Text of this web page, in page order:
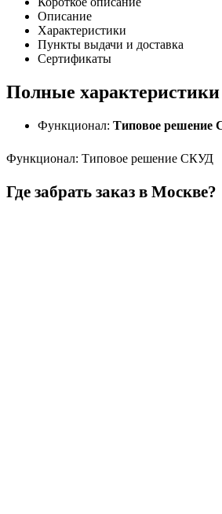
Описание
Характеристики
Пункты выдачи и доставка
Сертификаты
Полные характеристики
Функционал: Типовое решение
Функционал: Типовое решение СКУД
Где забрать заказ в Москве?